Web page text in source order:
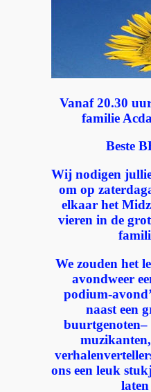
Vanaf 20.30
familie
Beste
Wij nodigen
om op
elkaar het
vieren in de
We zouden het
avondweer
podium-
naast een
buurtgenoten–
ons een leuk